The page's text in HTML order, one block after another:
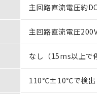
主回路直流電圧約
主回路直流電圧200V
なし（15ms以上で停
110℃±10℃で検出